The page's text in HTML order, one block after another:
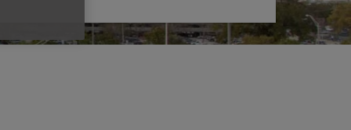
trovare offerte.